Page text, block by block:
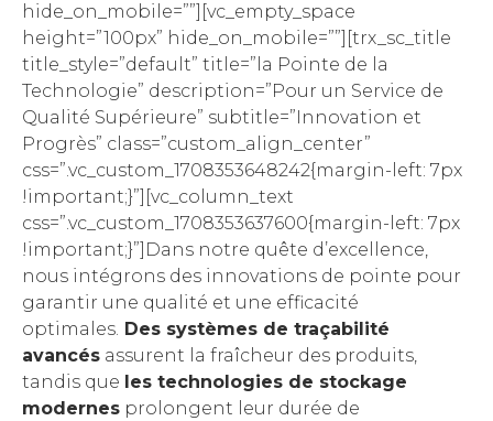
hide_on_mobile=””][vc_empty_space
height=”100px” hide_on_mobile=””][trx_sc_title
title_style=”default” title=”la Pointe de la
Technologie” description=”Pour un Service de
Qualité Supérieure” subtitle=”Innovation et
Progrès” class=”custom_align_center”
css=”.vc_custom_1708353648242{margin-left: 7px
!important;}”][vc_column_text
css=”.vc_custom_1708353637600{margin-left: 7px
!important;}”]Dans notre quête d’excellence,
nous intégrons des innovations de pointe pour
garantir une qualité et une efficacité
optimales. Des systèmes de traçabilité
avancés assurent la fraîcheur des produits,
tandis que les technologies de stockage
modernes prolongent leur durée de